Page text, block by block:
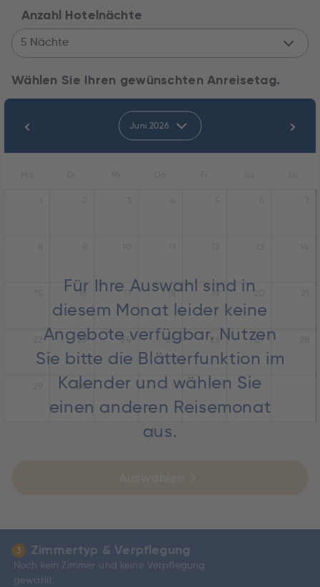
Anzahl Hotelnächte
5 Nächte
Wählen Sie Ihren gewünschten Anreisetag.
Juni 2026
Für Ihre Auswahl sind in
diesem Monat leider keine
Angebote verfügbar. Nutzen
Sie bitte die Blätterfunktion im
Kalender und wählen Sie
einen anderen Reisemonat
aus.
16 17 18 19 20
23 24 25 26 27
30
3 Zimmertyp & Verpflegung
Noch kein Zimmer und keine Verpflegung
gewählt.